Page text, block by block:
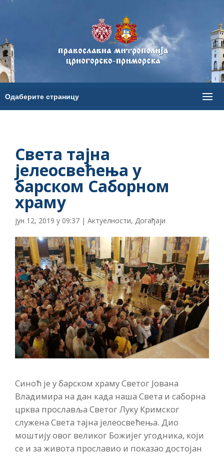
Света тајна
јелеосвећења у
барском Саборном
храму
јун 12, 2019 у 09:37 | Актуелности, Догађаји
Синоћ је у барском храму Светог Јована
Владимира на дан када наша Света и саборна
црква прославља Светог Луку Кримског
служена Света тајна јелеосвећења. Дио
моштију овог великог Божијег угодника, који
се и за живота прославио и показао достојан